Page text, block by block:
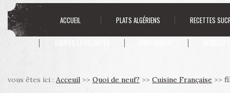
ACCUEIL PLATS ALGÉRIENS RECETTES
vous êtes ici : Acceuil >> Quoi de neuf? >> Cuisine Française >>